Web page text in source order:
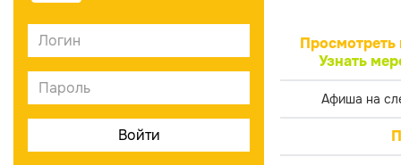
Просмотреть
Узнать
Афиша на